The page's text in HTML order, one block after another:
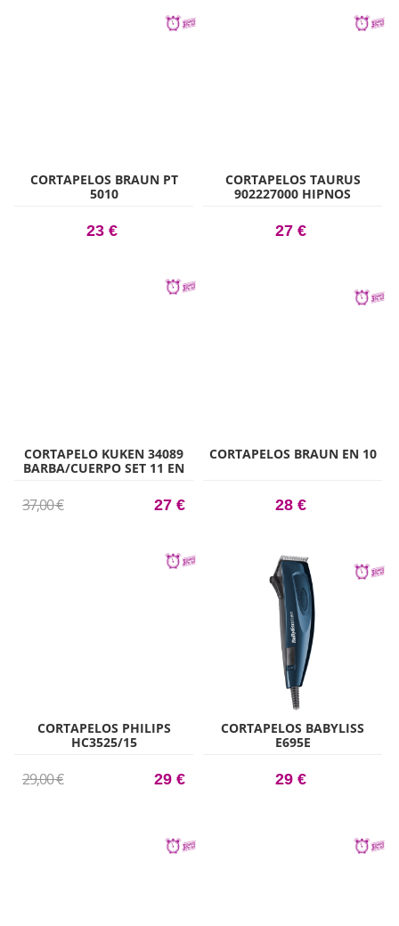
CORTAPELOS BRAUN PT
5010
23 €
CORTAPELOS TAURUS
902227000 HIPNOS
27 €
CORTAPELO KUKEN 34089
BARBA/CUERPO SET 11 EN
37,00 € 27 €
CORTAPELOS BRAUN EN 10
28 €
CORTAPELOS PHILIPS
HC3525/15
29,00 € 29 €
CORTAPELOS BABYLISS
E695E
29 €